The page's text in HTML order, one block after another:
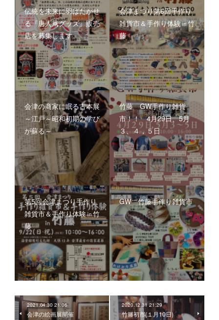
伝統を未来に羽ばたかせ
る『唐人凧グッズ』販売
店を募集します。
会津まつり第6回手作り
雑貨市＆手作り体験㏌竹
藤
会津の商家に眠る古本展
～江戸～昭和初期の学び
が蘇る～
竹藤 GW手作り雑貨
市！！ 4月29日、5月
３、４，５日
第5回会津まつり手作り
雑貨市＆手作り体験㏌竹
藤
GW 竹藤手作り雑貨市
2021.04.30 21:06
会津の絵画展開催
2020.12.31 21:29
竹籐初市(１月10日)